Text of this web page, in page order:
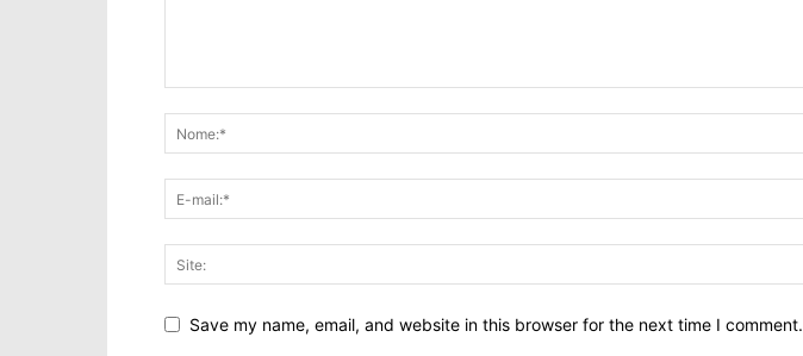
Save my name, email, and website in this browser for the next time I comment.